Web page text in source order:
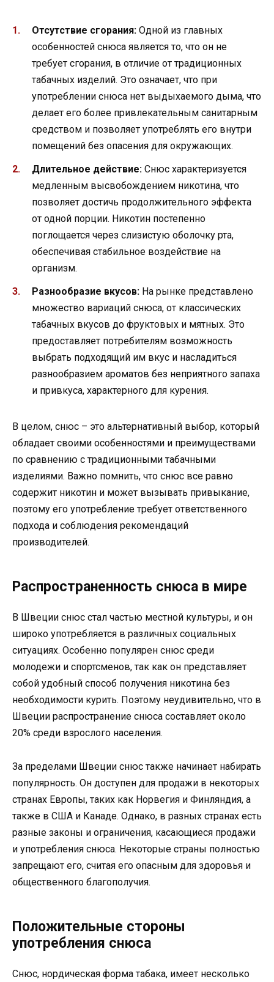
Отсутствие сгорания: Одной из главных
особенностей снюса является то, что он не
требует сгорания, в отличие от традиционных
табачных изделий. Это означает, что при
употреблении снюса нет выдыхаемого дыма, что
делает его более привлекательным санитарным
средством и позволяет употреблять его внутри
помещений без опасения для окружающих.
Длительное действие: Снюс характеризуется
медленным высвобождением никотина, что
позволяет достичь продолжительного эффекта
от одной порции. Никотин постепенно
поглощается через слизистую оболочку рта,
обеспечивая стабильное воздействие на
организм.
Разнообразие вкусов: На рынке представлено
множество вариаций снюса, от классических
табачных вкусов до фруктовых и мятных. Это
предоставляет потребителям возможность
выбрать подходящий им вкус и насладиться
разнообразием ароматов без неприятного запаха
и привкуса, характерного для курения.
В целом, снюс – это альтернативный выбор, который
обладает своими особенностями и преимуществами
по сравнению с традиционными табачными
изделиями. Важно помнить, что снюс все равно
содержит никотин и может вызывать привыкание,
поэтому его употребление требует ответственного
подхода и соблюдения рекомендаций
производителей.
Распространенность снюса в мире
В Швеции снюс стал частью местной культуры, и он
широко употребляется в различных социальных
ситуациях. Особенно популярен снюс среди
молодежи и спортсменов, так как он представляет
собой удобный способ получения никотина без
необходимости курить. Поэтому неудивительно, что в
Швеции распространение снюса составляет около
20% среди взрослого населения.
За пределами Швеции снюс также начинает набирать
популярность. Он доступен для продажи в некоторых
странах Европы, таких как Норвегия и Финляндия, а
также в США и Канаде. Однако, в разных странах есть
разные законы и ограничения, касающиеся продажи
и употребления снюса. Некоторые страны полностью
запрещают его, считая его опасным для здоровья и
общественного благополучия.
Положительные стороны
употребления снюса
Снюс, нордическая форма табака, имеет несколько